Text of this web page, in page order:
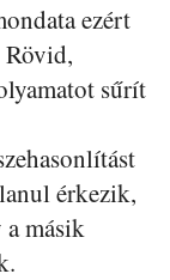
ezért
Rövid,
sűrít
érkezik,
a másik